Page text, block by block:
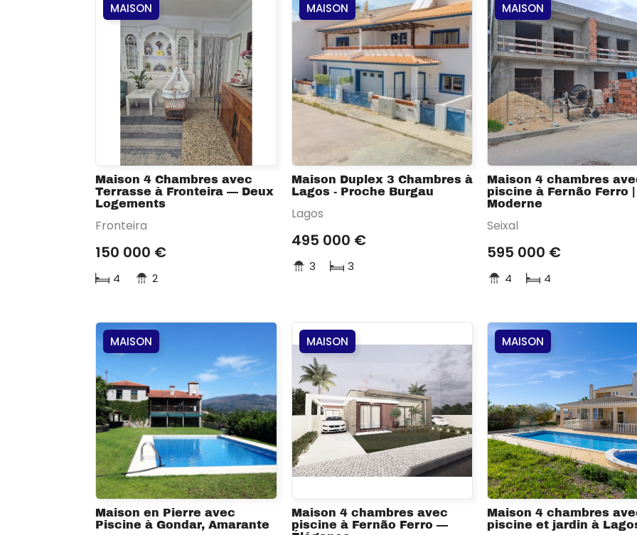
MAISON
Maison 4 Chambres avec
Terrasse à Fronteira — Deux
Logements
Fronteira
150 000 €
4 2
MAISON
Maison Duplex 3 Chambres à
Lagos - Proche Burgau
Lagos
495 000 €
3 3
MAISON
Maison 4 chambres
piscine à Fernão Ferro |
Moderne
Seixal
595 000 €
4 4
MAISON
Maison en Pierre avec
Piscine à Gondar, Amarante
MAISON
Maison 4 chambres avec
piscine à Fernão Ferro —
MAISON
Maison 4 chambres
piscine et jardin à